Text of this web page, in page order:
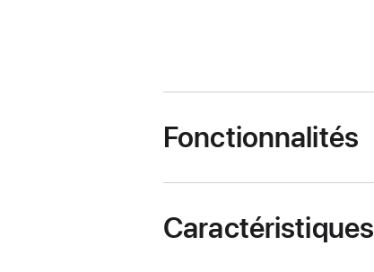
Fonctionnalités
Caractéristiques